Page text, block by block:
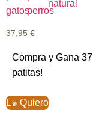
37,95 €
Compra y Gana 37
patitas!
L๑ Quiero